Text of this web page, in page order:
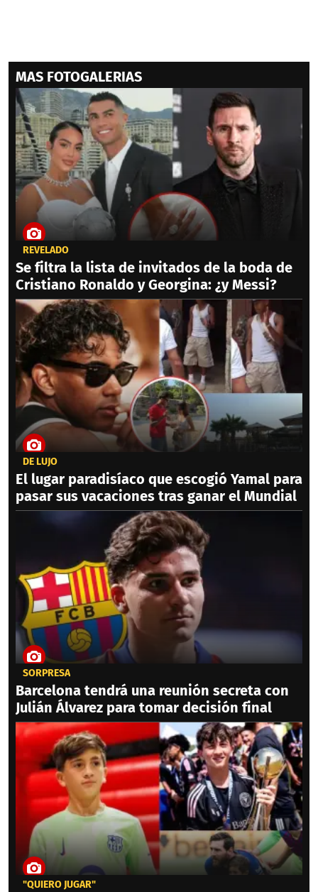
MAS FOTOGALERIAS
REVELADO
Se filtra la lista de invitados de la boda de
Cristiano Ronaldo y Georgina: ¿y Messi?
DE LUJO
El lugar paradisíaco que escogió Yamal para
pasar sus vacaciones tras ganar el Mundial
SORPRESA
Barcelona tendrá una reunión secreta con
Julián Álvarez para tomar decisión final
"QUIERO JUGAR"